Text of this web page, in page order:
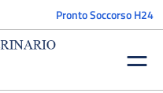
Pronto Soccorso H24